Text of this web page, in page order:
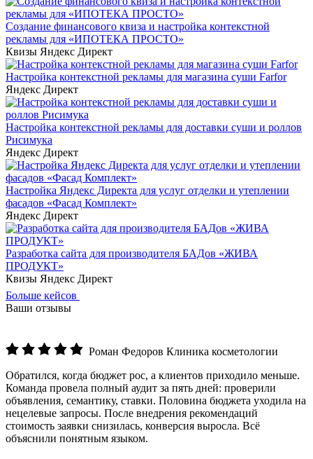
Создание финансового квиза и настройка контекстной
рекламы для «ИПОТЕКА ПРОСТО»
Квизы Яндекс Директ
Настройка контекстной рекламы для магазина суши Farfor
Яндекс Директ
Настройка контекстной рекламы для доставки суши и роллов
Рисимука
Яндекс Директ
Настройка Яндекс Директа для услуг отделки и утеплении
фасадов «Фасад Комплект»
Яндекс Директ
Разработка сайта для производителя БАДов «ЖИВА
ПРОДУКТ»
Квизы Яндекс Директ
Больше кейсов
Ваши отзывы
Обратился, когда бюджет рос, а клиентов приходило меньше.
Команда провела полный аудит за пять дней: проверили
объявления, семантику, ставки. Половина бюджета уходила на
нецелевые запросы. После внедрения рекомендаций
стоимость заявки снизилась, конверсия выросла. Всё
объяснили понятным языком.